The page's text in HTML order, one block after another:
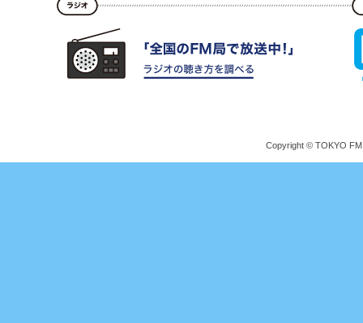
Copyright © TOKYO